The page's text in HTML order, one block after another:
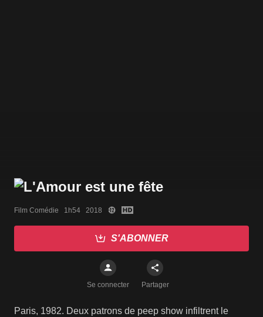
Film Comédie   1h54   2018
S'ABONNER
Se connecter Partager
Paris, 1982. Deux patrons de peep show infiltrent le